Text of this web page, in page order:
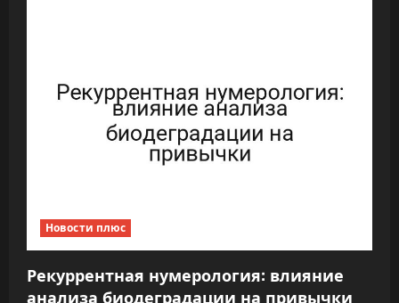
с
я
Новости плюс
Рекуррентная нумерология: влияние
анализа биодеградации на привычки